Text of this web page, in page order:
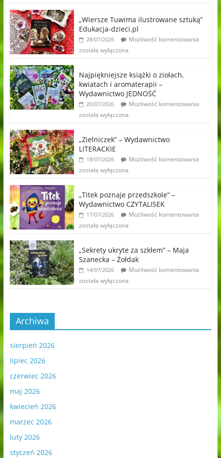
„Wiersze Tuwima ilustrowane sztuką”
Edukacja-dzieci.pl
28/07/2026
Możliwość komentowania
została wyłączona
Najpiękniejsze książki o ziołach,
kwiatach i aromaterapii –
Wydawnictwo JEDNOŚĆ
20/07/2026
Możliwość komentowania
została wyłączona
„Zielniczek” – Wydawnictwo
LITERACKIE
18/07/2026
Możliwość komentowania
została wyłączona
„Titek poznaje przedszkole” –
Wydawnictwo CZYTALISEK
17/07/2026
Możliwość komentowania
została wyłączona
„Sekrety ukryte za szkłem” – Maja
Szanecka – Żołdak
14/07/2026
Możliwość komentowania
została wyłączona
Archiwa
sierpień 2026
lipiec 2026
czerwiec 2026
maj 2026
kwiecień 2026
marzec 2026
luty 2026
styczeń 2026